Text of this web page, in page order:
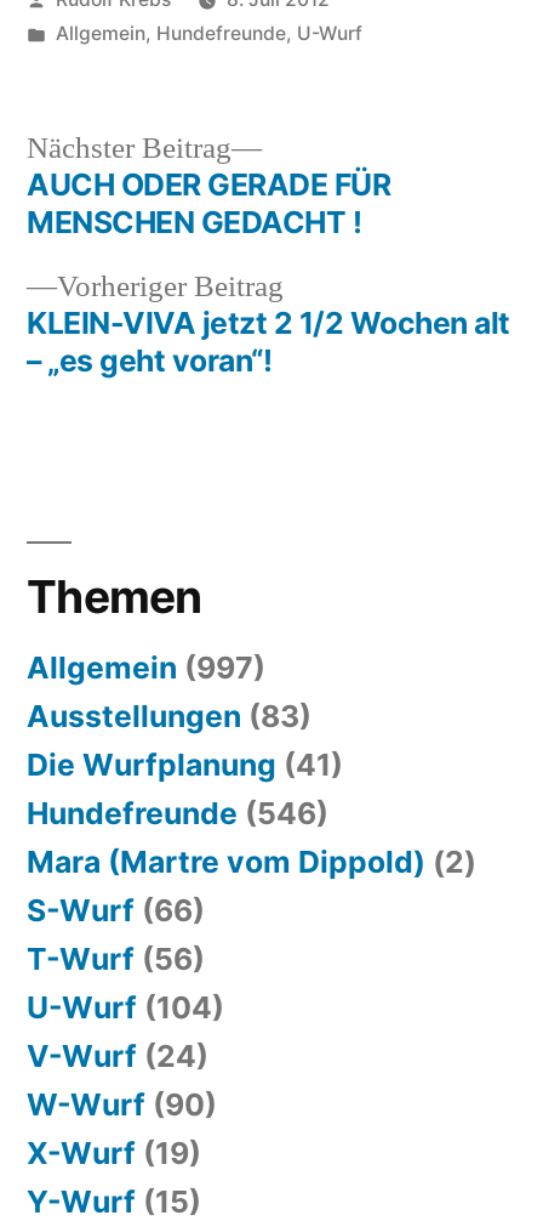
von
Veröffentlicht
Allgemein, Hundefreunde, U-Wurf
Beitragsnavigation
Vorheriger Beitrag
Beitrag:
KLEIN-VIVA jetzt 2 1/2 Wochen alt
– „es geht voran“!
Nächster Beitrag
Nächster
Beitrag:
AUCH ODER GERADE FÜR
MENSCHEN GEDACHT !
Themen
Allgemein (997)
Ausstellungen (83)
Die Wurfplanung (41)
Hundefreunde (546)
Mara (Martre vom Dippold) (2)
S-Wurf (66)
T-Wurf (56)
U-Wurf (104)
V-Wurf (24)
W-Wurf (90)
X-Wurf (19)
Y-Wurf (15)